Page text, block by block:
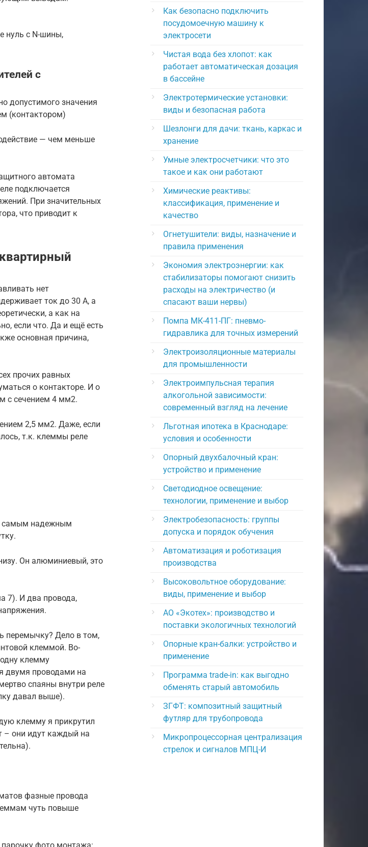
нуль с N-шины,
с
допустимого значения
(контактором)
— чем меньше
автомата
подключается
При значительных
что приводит к
нет
ток до 30 А, а
а как на
если что. Да и ещё есть
основная причина,
прочих равных
о контакторе. И о
с сечением 4 мм2.
2,5 мм2. Даже, если
т.к. клеммы реле
самым надежным
Он алюминиевый, это
7). И два провода,
перемычку? Дело в том,
клеммой. Во-
клемму
двумя проводами на
спаяны внутри реле
давал выше).
клемму я прикрутил
– они идут каждый на
фазные провода
чуть повыше
Как безопасно подключить
посудомоечную машину к
электросети
Чистая вода без хлопот: как
работает автоматическая дозация
в бассейне
Электротермические установки:
виды и безопасная работа
Шезлонги для дачи: ткань, каркас и
хранение
Умные электросчетчики: что это
такое и как они работают
Химические реактивы:
классификация, применение и
качество
Огнетушители: виды, назначение и
правила применения
Экономия электроэнергии: как
стабилизаторы помогают снизить
расходы на электричество (и
спасают ваши нервы)
Помпа МК-411-ПГ: пневмо-
гидравлика для точных измерений
Электроизоляционные материалы
для промышленности
Электроимпульсная терапия
алкогольной зависимости:
современный взгляд на лечение
Льготная ипотека в Краснодаре:
условия и особенности
Опорный двухбалочный кран:
устройство и применение
Светодиодное освещение:
технологии, применение и выбор
Электробезопасность: группы
допуска и порядок обучения
Автоматизация и роботизация
производства
Высоковольтное оборудование:
виды, применение и выбор
АО «Экотех»: производство и
поставки экологичных технологий
Опорные кран-балки: устройство и
применение
Программа trade-in: как выгодно
обменять старый автомобиль
ЗГФТ: композитный защитный
футляр для трубопровода
Микропроцессорная централизация
стрелок и сигналов МПЦ-И